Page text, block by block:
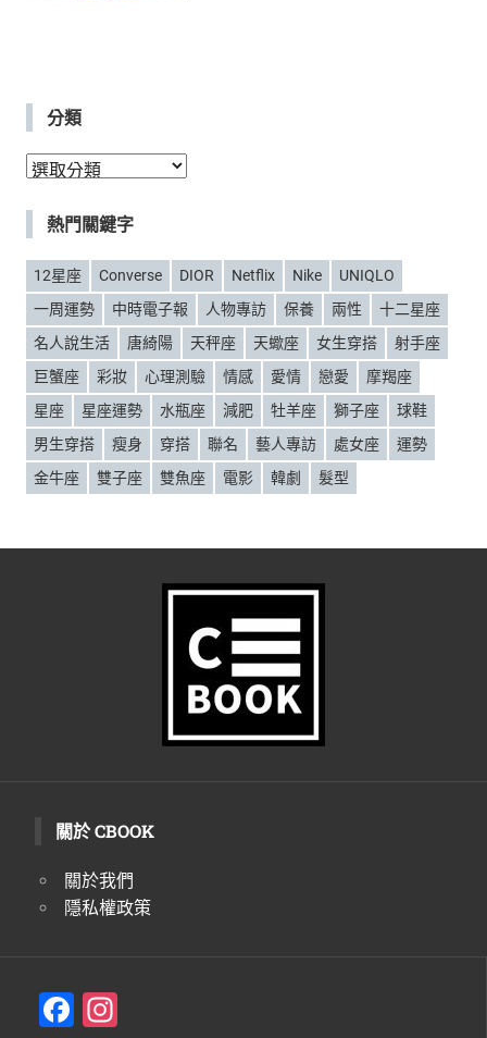
分類
分
熱門關鍵字
12星座 Converse DIOR Netflix Nike
UNIQLO
一周運勢
中時電子報 人物專訪 保養 兩性
十二星座
名人說生活
唐綺陽 天秤座 天蠍座 女生穿搭
射手座
巨蟹座
彩妝 心理測驗 情感 愛情 戀愛
摩羯座
星座
星座運勢 水瓶座 減肥 牡羊座 獅子座
球鞋
男生穿搭
瘦身 穿搭 聯名 藝人專訪 處女座
運勢
金牛座
雙子座 雙魚座 電影 韓劇 髮型
關於 CBOOK
關於我們
隱私權政策
F